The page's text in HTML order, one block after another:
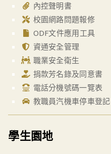
內控聲明書
校園網路問題報修
ODF文件應用工具
資通安全管理
職業安全衛生
捐款芳名錄及同意書
電話分機號碼一覽表
教職員汽機車停車登記
學生園地